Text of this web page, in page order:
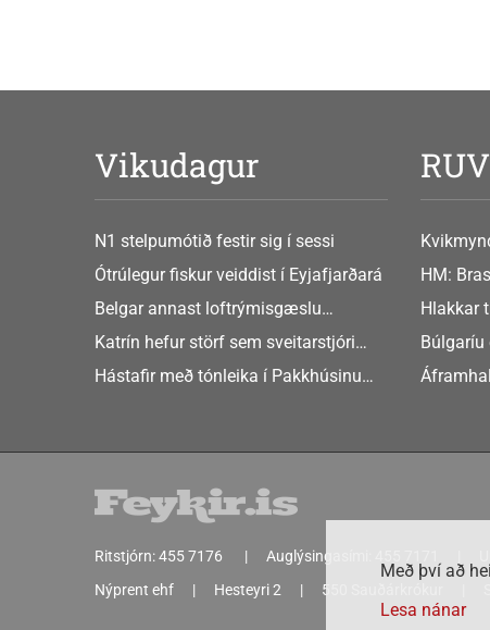
Vikudagur
N1 stelpumótið festir sig í sessi
Ótrúlegur fiskur veiddist í Eyjafjarðará
Belgar annast loftrýmisgæslu
Atlandshafsbandalagsins
Katrín hefur störf sem sveitarstjóri
Þingeyjarsveitar
Hástafir með tónleika í Pakkhúsinu
RUV
GusGus
HM:
Hlakkar
Europe
að
Ritstjórn:455 7176 Auglýsingasími:
Nýprent ehf
Hesteyri 2 550 Sauðárkrókur
Með því að
Lesa nánar